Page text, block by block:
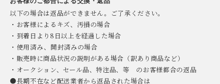
以下の場合は返品ができません。ご了承ください。
・お客様によるキズ、汚損の場合
・到着日より8日以上を経過した場合
・使用済み、開封済みの場合
・販売時に商品状況の説明がある場合（訳あり商品など）
・オークション、セール品、特注品、等 のお客様都合の返品
●長期不在など配送業者から返品された場合は